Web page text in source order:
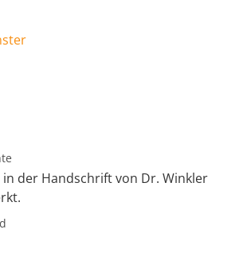
in der Handschrift von Dr. Winkler